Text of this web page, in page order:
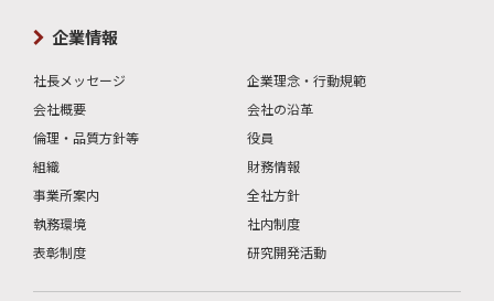
企業情報
社長メッセージ
企業理念・行動規範
会社概要
会社の沿革
倫理・品質方針等
役員
組織
財務情報
事業所案内
全社方針
執務環境
社内制度
表彰制度
研究開発活動